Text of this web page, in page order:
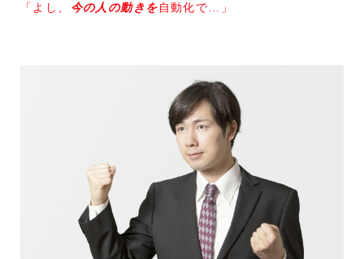
「よし、 今の人の動きを自動化で…」